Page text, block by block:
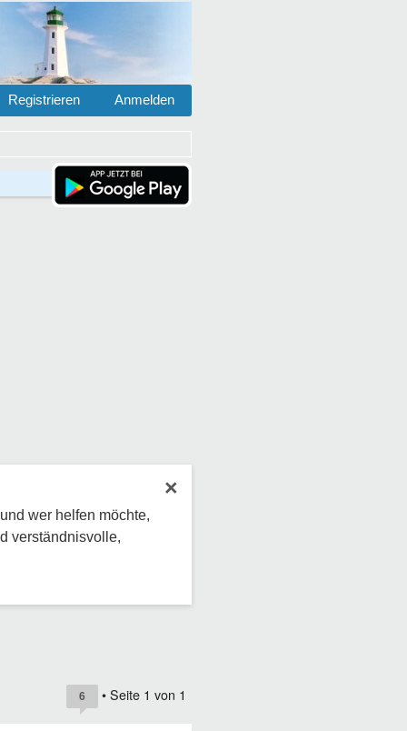
Anmelden
Registrieren
×
wer helfen möchte,
verständnisvolle,
6 • Seite 1 von 1